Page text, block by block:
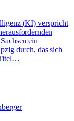
(KI) verspricht
ein
durch, das sich
Titel…